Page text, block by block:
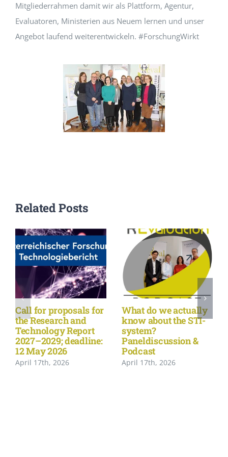
Worth Reading
Contact
Mitgliederrahmen damit wir als Plattform, Agentur,
Evaluatoren, Ministerien aus Neuem lernen und unser
Angebot laufend weiterentwickeln. #ForschungWirkt
Related Posts
Call for proposals for
the Research and
Technology Report
2027–2029; deadline:
12 May 2026
April 17th, 2026
What do we actually
know about the STI-
system?
Paneldiscussion &
Podcast
April 17th, 2026